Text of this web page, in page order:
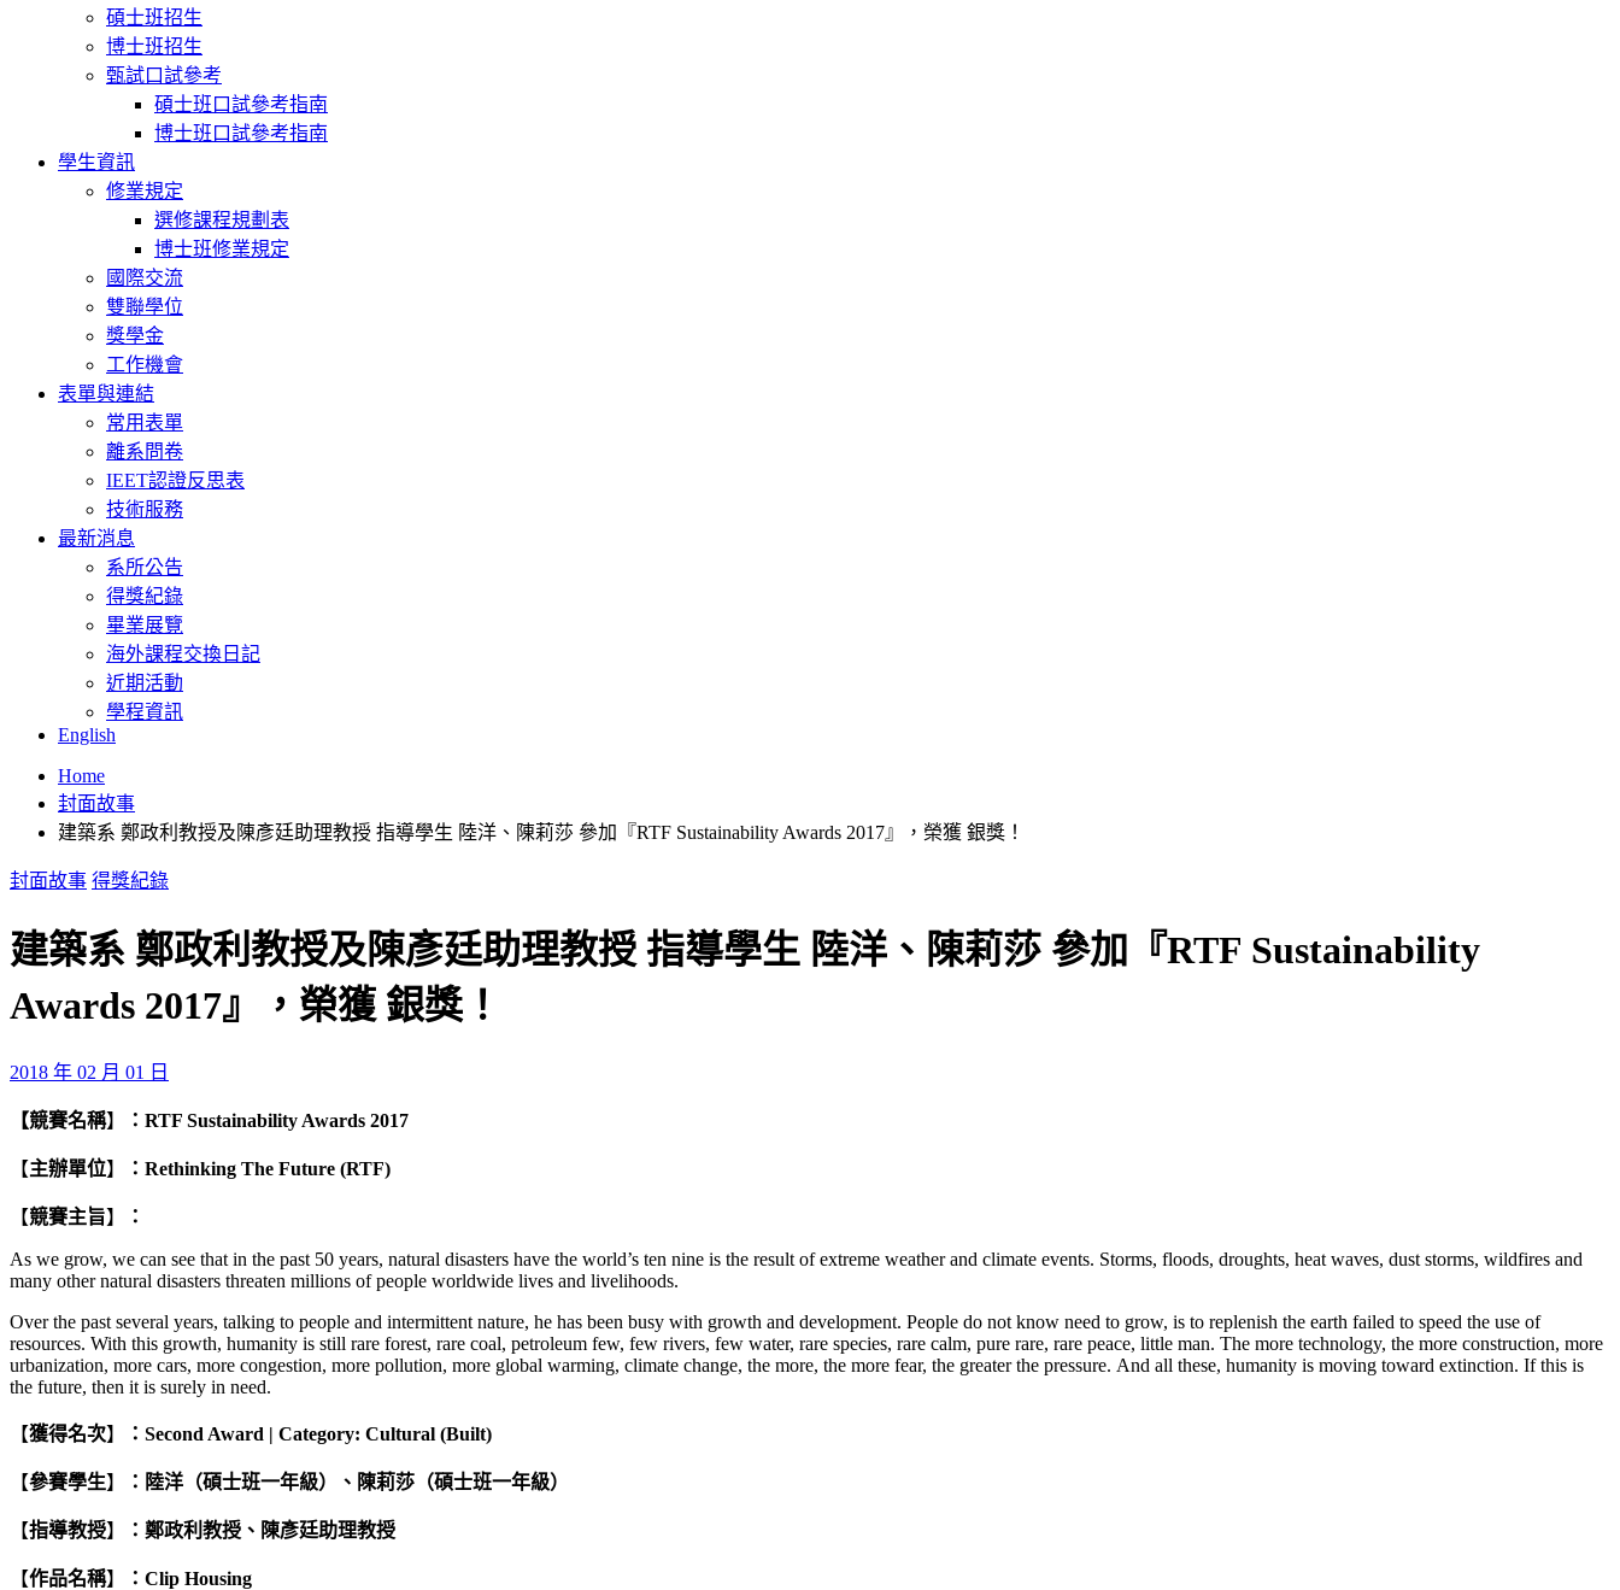
碩士班招生
博士班招生
甄試口試參考
碩士班口試參考指南
博士班口試參考指南
學生資訊
修業規定
選修課程規劃表
博士班修業規定
國際交流
雙聯學位
獎學金
工作機會
表單與連結
常用表單
離系問卷
IEET認證反思表
技術服務
最新消息
系所公告
得獎紀錄
畢業展覽
海外課程交換日記
近期活動
學程資訊
English
Home
封面故事
建築系 鄭政利教授及陳彥廷助理教授 指導學生 陸洋、陳莉莎 參加『RTF Sustainability Awards 2017』，榮獲 銀獎！
封面故事 得獎紀錄
建築系 鄭政利教授及陳彥廷助理教授 指導學生 陸洋、陳莉莎 參加『RTF Sustainability
Awards 2017』，榮獲 銀獎！
2018 年 02 月 01 日
【競賽名稱】 ：RTF Sustainability Awards 2017
【主辦單位】 ：Rethinking The Future (RTF)
【競賽主旨】 ：
As we grow, we can see that in the past 50 years, natural disasters have the world’s ten nine is the result of extreme weather and climate events. Storms, floods, droughts, heat waves, dust storms, wildfires and
many other natural disasters threaten millions of people worldwide lives and livelihoods.
Over the past several years, talking to people and intermittent nature, he has been busy with growth and development. People do not know need to grow, is to replenish the earth failed to speed the use of
resources. With this growth, humanity is still rare forest, rare coal, petroleum few, few rivers, few water, rare species, rare calm, pure rare, rare peace, little man. The more technology, the more construction, more
urbanization, more cars, more congestion, more pollution, more global warming, climate change, the more, the more fear, the greater the pressure. And all these, humanity is moving toward extinction. If this is
the future, then it is surely in need.
【獲得名次】 ： Second Award | Category: Cultural (Built)
【參賽學生】 ：陸洋（碩士班一年級）、陳莉莎（碩士班一年級）
【指導教授】 ：鄭政利教授、陳彥廷助理教授
【作品名稱】 ： Clip Housing